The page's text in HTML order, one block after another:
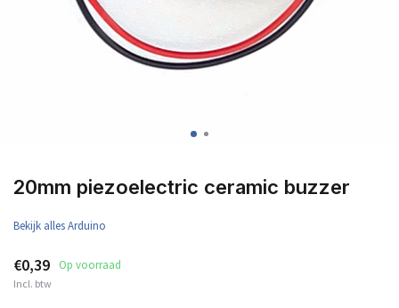
20mm piezoelectric ceramic buzzer
Bekijk alles Arduino
€0,39 Op voorraad
Incl. btw